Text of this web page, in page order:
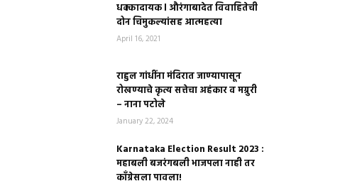
धक्कादायक l औरंगाबादेत विवाहितेची
दोन चिमुकल्यांसह आत्महत्या
April 16, 2021
राहुल गांधींना मंदिरात जाण्यापासून
रोखण्याचे कृत्य सत्तेचा अहंकार व मग्रुरी
– नाना पटोले
January 22, 2024
Karnataka Election Result 2023 :
महाबली बजरंगबली भाजपला नाही तर
काँग्रेसला पावला!